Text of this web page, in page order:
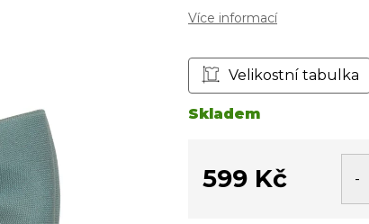
Více informací
Velikostní tabulka
Skladem
599 Kč